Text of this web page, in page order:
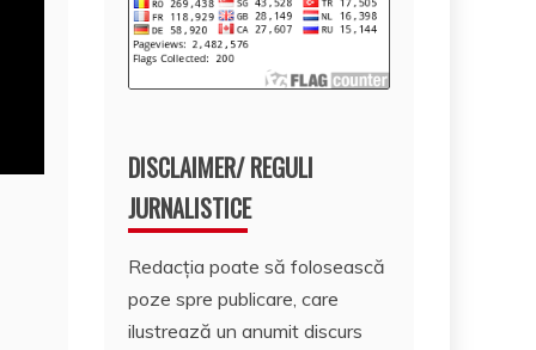
DISCLAIMER/ REGULI
JURNALISTICE
Redacția poate să folosească
poze spre publicare, care
ilustrează un anumit discurs